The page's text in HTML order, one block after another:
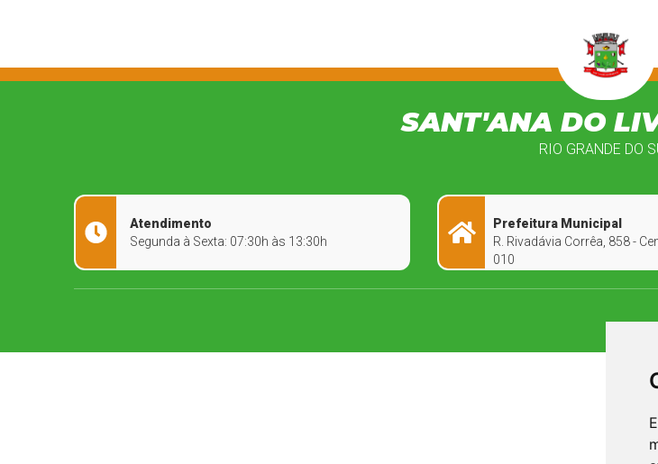
SANT'ANA DO
RIO GRANDE DO
Atendimento
Segunda à Sexta: 07:30h às 13:30h
Prefeitura Municipal
R. Rivadávia Corrêa, 858 -
010